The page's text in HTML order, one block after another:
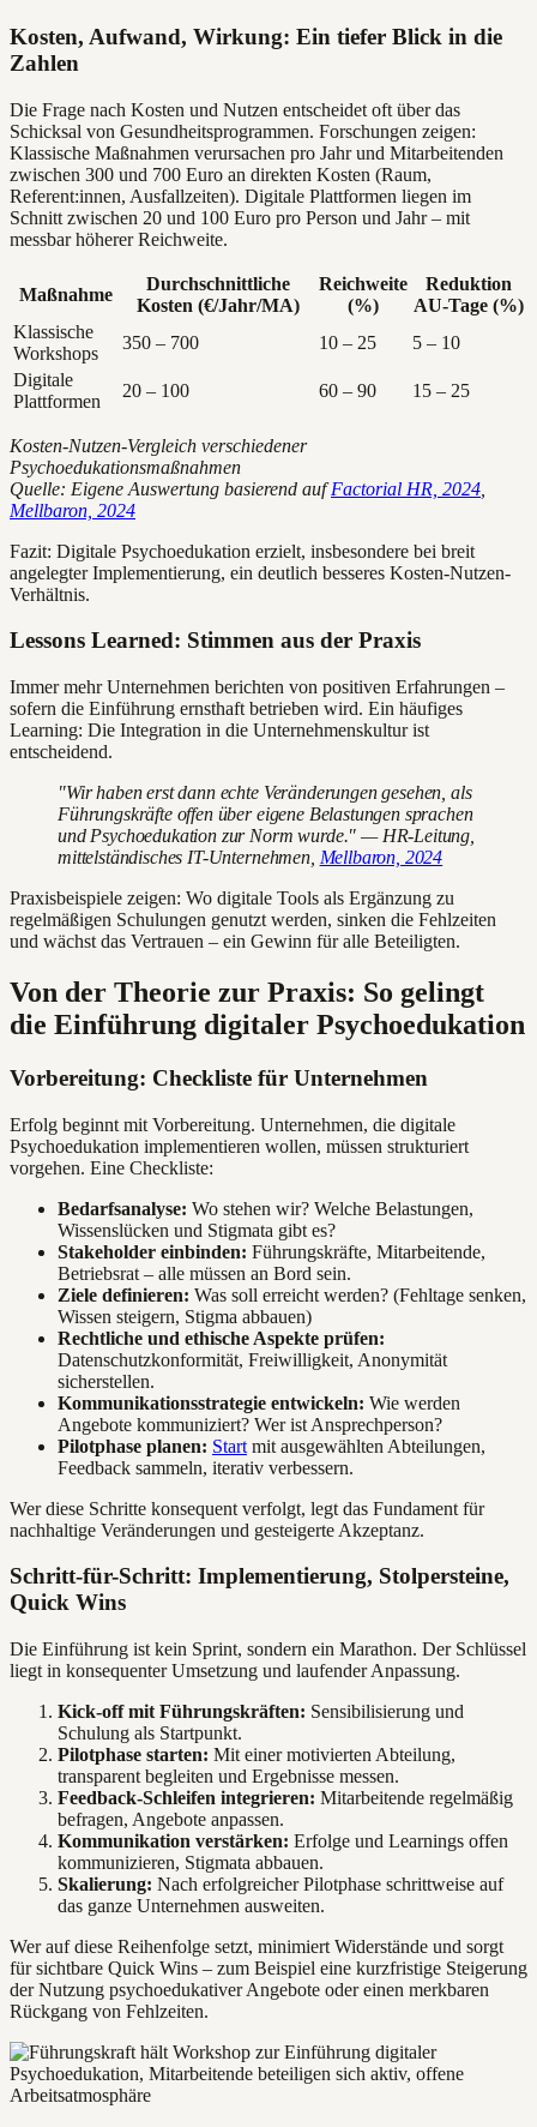
Kosten, Aufwand, Wirkung: Ein tiefer Blick in die
Zahlen
Die Frage nach Kosten und Nutzen entscheidet oft über das
Schicksal von Gesundheitsprogrammen. Forschungen zeigen:
Klassische Maßnahmen verursachen pro Jahr und Mitarbeitenden
zwischen 300 und 700 Euro an direkten Kosten (Raum,
Referent:innen, Ausfallzeiten). Digitale Plattformen liegen im
Schnitt zwischen 20 und 100 Euro pro Person und Jahr – mit
messbar höherer Reichweite.
Maßnahme
Durchschnittliche
Kosten (€/Jahr/MA)
Reichweite
(%)
Reduktion
AU-Tage (%)
Klassische
Workshops
350 – 700 10 – 25
5 – 10
Digitale
Plattformen
20 – 100 60 – 90 15 – 25
Kosten-Nutzen-Vergleich verschiedener
Psychoedukationsmaßnahmen
Quelle: Eigene Auswertung basierend aufFactorial HR, 2024
Mellbaron, 2024
Fazit: Digitale Psychoedukation erzielt, insbesondere bei breit
angelegter Implementierung, ein deutlich besseres Kosten-Nutzen-
Verhältnis.
Lessons Learned: Stimmen aus der Praxis
Immer mehr Unternehmen berichten von positiven Erfahrungen –
sofern die Einführung ernsthaft betrieben wird. Ein häufiges
Learning: Die Integration in die Unternehmenskultur ist
entscheidend.
"Wir haben erst dann echte Veränderungen gesehen, als
Führungskräfte offen über eigene Belastungen sprachen
und Psychoedukation zur Norm wurde." — HR-Leitung,
mittelständisches IT-Unternehmen, Mellbaron, 2024
Praxisbeispiele zeigen: Wo digitale Tools als Ergänzung zu
regelmäßigen Schulungen genutzt werden, sinken die Fehlzeiten
und wächst das Vertrauen – ein Gewinn für alle Beteiligten.
Von der Theorie zur Praxis: So gelingt
die Einführung digitaler Psychoedukation
Vorbereitung: Checkliste für Unternehmen
Erfolg beginnt mit Vorbereitung. Unternehmen, die digitale
Psychoedukation implementieren wollen, müssen strukturiert
vorgehen. Eine Checkliste:
Bedarfsanalyse: Wo stehen wir? Welche Belastungen,
Wissenslücken und Stigmata gibt es?
Stakeholder einbinden: Führungskräfte, Mitarbeitende,
Betriebsrat – alle müssen an Bord sein.
Ziele definieren: Was soll erreicht werden? (Fehltage senken,
Wissen steigern, Stigma abbauen)
Rechtliche und ethische Aspekte prüfen:
Datenschutzkonformität, Freiwilligkeit, Anonymität
sicherstellen.
Kommunikationsstrategie entwickeln: Wie werden
Angebote kommuniziert? Wer ist Ansprechperson?
Pilotphase planen: Start mit ausgewählten Abteilungen,
Feedback sammeln, iterativ verbessern.
Wer diese Schritte konsequent verfolgt, legt das Fundament für
nachhaltige Veränderungen und gesteigerte Akzeptanz.
Schritt-für-Schritt: Implementierung, Stolpersteine,
Quick Wins
Die Einführung ist kein Sprint, sondern ein Marathon. Der Schlüssel
liegt in konsequenter Umsetzung und laufender Anpassung.
Kick-off mit Führungskräften: Sensibilisierung und
Schulung als Startpunkt.
Pilotphase starten: Mit einer motivierten Abteilung,
transparent begleiten und Ergebnisse messen.
Feedback-Schleifen integrieren: Mitarbeitende regelmäßig
befragen, Angebote anpassen.
Kommunikation verstärken: Erfolge und Learnings offen
kommunizieren, Stigmata abbauen.
Skalierung: Nach erfolgreicher Pilotphase schrittweise auf
das ganze Unternehmen ausweiten.
Wer auf diese Reihenfolge setzt, minimiert Widerstände und sorgt
für sichtbare Quick Wins – zum Beispiel eine kurzfristige Steigerung
der Nutzung psychoedukativer Angebote oder einen merkbaren
Rückgang von Fehlzeiten.